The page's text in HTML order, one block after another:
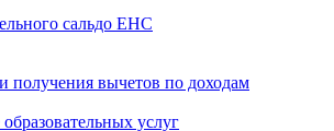
сальдо ЕНС
получения вычетов по доходам
услуг